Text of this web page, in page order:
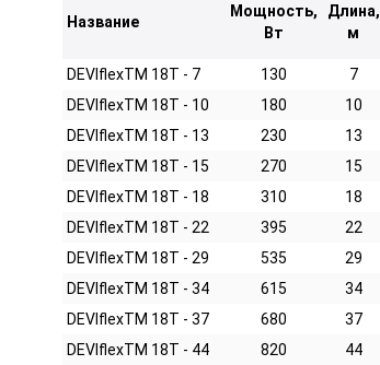
Название
Мощность,
Вт
Длина,
м
DEVIflexTM 18T - 7 130 7
DEVIflexTM 18T - 10
180 10
DEVIflexTM 18T - 13
230 13
DEVIflexTM 18T - 15
270 15
DEVIflexTM 18T - 18
310 18
DEVIflexTM 18T - 22
395 22
DEVIflexTM 18T - 29
535 29
DEVIflexTM 18T - 34
615 34
DEVIflexTM 18T - 37
680 37
DEVIflexTM 18T - 44
820 44